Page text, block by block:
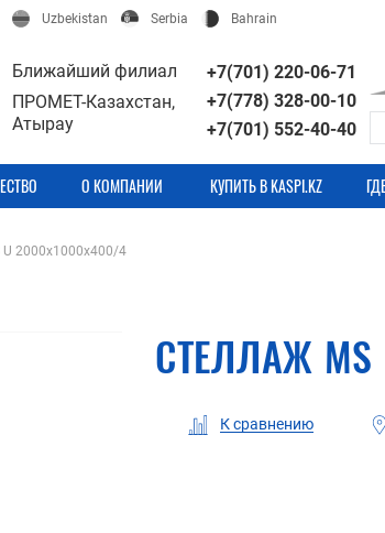
Uzbekistan Serbia Bahrain
Ближайший филиал
ПРОМЕТ-Казахстан,
Атырау
+7(701) 220-06-71
+7(778) 328-00-10
+7(701) 552-40-40
О КОМПАНИИ КУПИТЬ В KASPI.KZ
U 2000x1000x400/4
СТЕЛЛАЖ MS
К сравнению